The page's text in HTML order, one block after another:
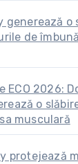
generează o
de
ECO 2026:
o
musculară
protejează